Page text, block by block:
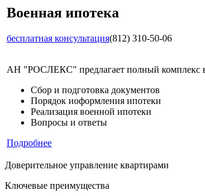
Военная ипотека
бесплатная консультация(812) 310-50-06
АН "РОСЛЕКС" предлагает полный комплекс
Сбор и подготовка документов
Порядок иоформления ипотеки
Реализация военной ипотеки
Вопросы и ответы
Подробнее
Доверительное управление квартирами
Ключевые преимущества